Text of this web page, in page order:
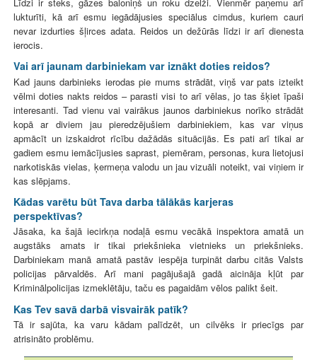
lukturīti, kā arī esmu iegādājusies speciālus cimdus, kuriem cauri
nevar izdurties šļirces adata. Reidos un dežūrās līdzi ir arī dienesta
ierocis.
Vai arī jaunam darbiniekam var iznākt doties reidos?
Kad jauns darbinieks ierodas pie mums strādāt, viņš var pats izteikt
vēlmi doties nakts reidos – parasti visi to arī vēlas, jo tas šķiet īpaši
interesanti. Tad vienu vai vairākus jaunos darbiniekus norīko strādāt
kopā ar diviem jau pieredzējušiem darbiniekiem, kas var viņus
apmācīt un izskaidrot rīcību dažādās situācijās. Es pati arī tikai ar
gadiem esmu iemācījusies saprast, piemēram, personas, kura lietojusi
narkotiskās vielas, ķermeņa valodu un jau vizuāli noteikt, vai viņiem ir
kas slēpjams.
Kādas varētu būt Tava darba tālākās karjeras
perspektīvas?
Jāsaka, ka šajā iecirkņa nodaļā esmu vecākā inspektora amatā un
augstāks amats ir tikai priekšnieka vietnieks un priekšnieks.
Darbiniekam manā amatā pastāv iespēja turpināt darbu citās Valsts
policijas pārvaldēs. Arī mani pagājušajā gadā aicināja kļūt par
Kriminālpolicijas izmeklētāju, taču es pagaidām vēlos palikt šeit.
Kas Tev savā darbā visvairāk patīk?
Tā ir sajūta, ka varu kādam palīdzēt, un cilvēks ir priecīgs par
atrisināto problēmu.